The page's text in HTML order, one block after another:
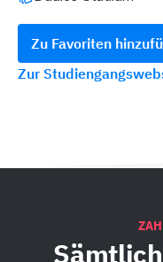
Zu Favoriten
Zur